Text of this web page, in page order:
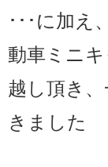
･･･に加え
動車ミニ
越し頂き
きました